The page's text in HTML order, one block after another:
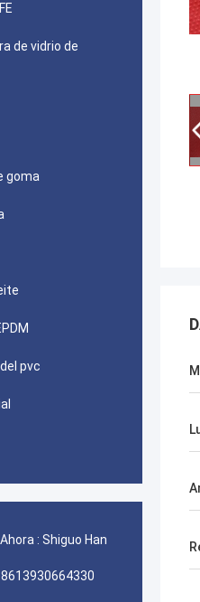
de vidrio de
goma
pvc
: Shiguo Han